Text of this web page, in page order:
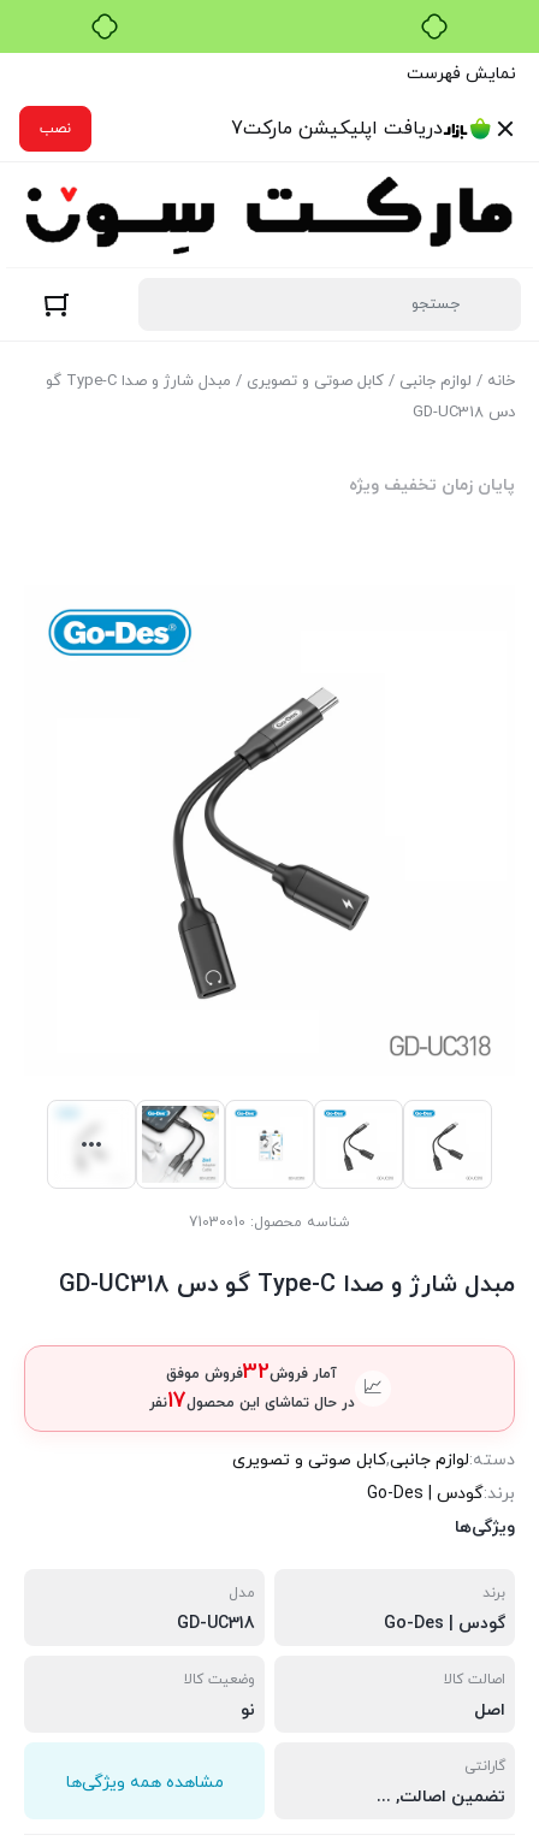
نمایش فهرست
دریافت اپلیکیشن مارکت7 نصب
خانه / لوازم جانبی / کابل صوتی و تصویری
/ مبدل شارژ و صدا Type-C گو
دس GD-UC318
پایان زمان تخفیف ویژه
شناسه محصول: 71030010
مبدل شارژ و صدا Type-C گو دس GD-UC318
📈
آمار فروش32فروش موفق
در حال تماشای این محصول17نفر
دسته:لوازم جانبی,کابل صوتی و تصویری
برند:گودس | Go-Des
ویژگی‌ها
برند
گودس | Go-Des
مدل
GD-UC318
اصالت کالا
اصل
وضعیت کالا
نو
گارانتی
تضمین اصالت ,
سلامت فیزیکی
مشاهده همه ویژگی‌ها